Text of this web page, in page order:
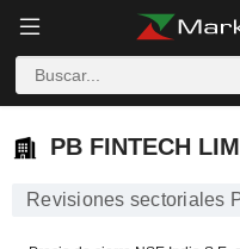
PB FINTECH LIMITED
PB FINTECH
Revisiones sectoriales